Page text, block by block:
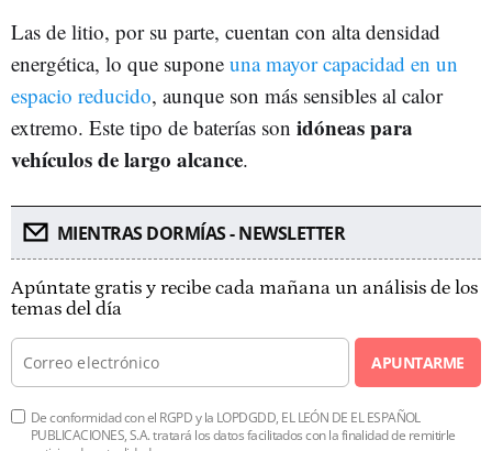
Las de litio, por su parte, cuentan con alta densidad
energética, lo que supone una mayor capacidad en un
espacio reducido, aunque son más sensibles al calor
extremo. Este tipo de baterías son idóneas para
vehículos de largo alcance.
MIENTRAS DORMÍAS - NEWSLETTER
Apúntate gratis y recibe cada mañana un análisis de los
temas del día
APUNTARME
De conformidad con el RGPD y la LOPDGDD, EL LEÓN DE EL ESPAÑOL
PUBLICACIONES, S.A. tratará los datos facilitados con la finalidad de remitirle